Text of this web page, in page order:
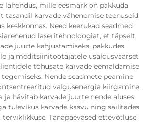
lahendus, mille eesmärk on pakkuda
tasandil karvade vähenemise teenuseid
keskkonnas. Need keerukad seadmed
laseritehnoloogiat, et täpselt
juurte kahjustamiseks, pakkudes
ja meditsiinitöötajatele usaldusväärset
tõhusate karvade eemaldamise
Nende seadmete peamine
valgusenergia kiirgamine,
ja hävitab karvade juurte nende aluses,
tulevikus karvade kasvu ning säilitades
terviklikkuse. Tänapäevased ettevõtluse